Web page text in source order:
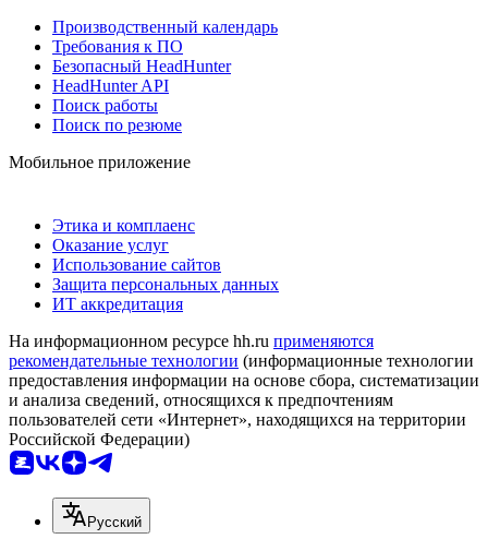
Производственный календарь
Требования к ПО
Безопасный HeadHunter
HeadHunter API
Поиск работы
Поиск по резюме
Мобильное приложение
Этика и комплаенс
Оказание услуг
Использование сайтов
Защита персональных данных
ИТ аккредитация
На информационном ресурсе hh.ru применяются
рекомендательные технологии (информационные технологии
предоставления информации на основе сбора, систематизации
и анализа сведений, относящихся к предпочтениям
пользователей сети «Интернет», находящихся на территории
Российской Федерации)
Русский